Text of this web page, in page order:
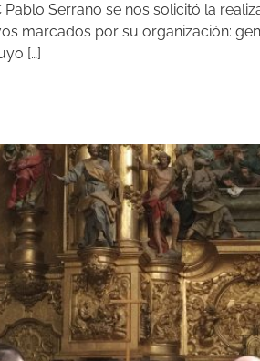
Serrano se nos solicitó la
marcados por su organización:
[…]